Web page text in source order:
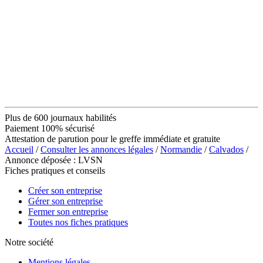
Plus de 600 journaux habilités
Paiement 100% sécurisé
Attestation de parution pour le greffe immédiate et gratuite
Accueil /Consulter les annonces légales /Normandie /Calvados /
Annonce déposée : LVSN
Fiches pratiques et conseils
Créer son entreprise
Gérer son entreprise
Fermer son entreprise
Toutes nos fiches pratiques
Notre société